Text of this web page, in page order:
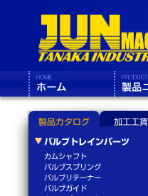
製品カタログ 加工工
バルブトレインパーツ
カムシャフト
バルブスプリング
バルブリテーナー
バルブガイド